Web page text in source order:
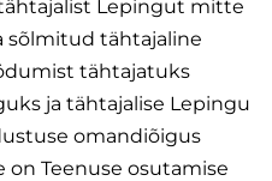
Lepingut mitte
sõlmitud tähtajaline
tähtajatuks
ja tähtajalise Lepingu
omandiõigus
on Teenuse osutamise